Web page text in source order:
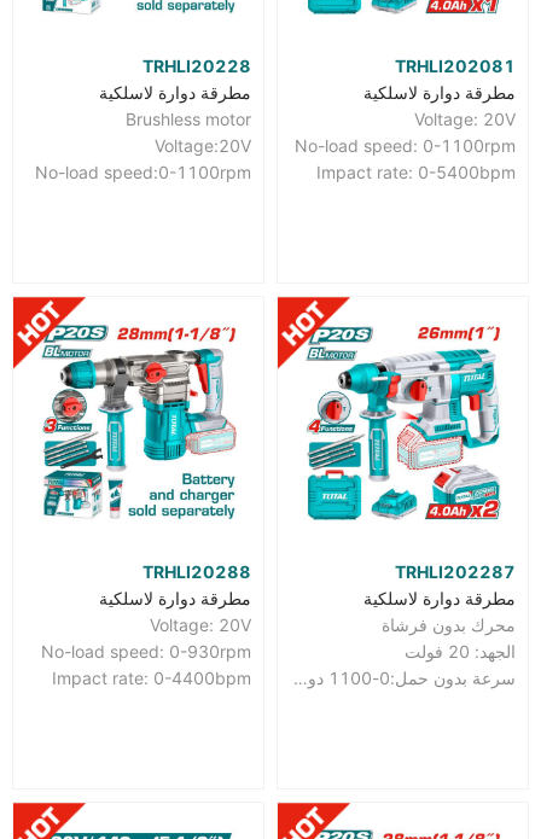
TRHLI202081
مطرقة دوارة لاسلكية
Voltage: 20V
No-load speed: 0-1100rpm
Impact rate: 0-5400bpm
TRHLI20228
مطرقة دوارة لاسلكية
Brushless motor
Voltage:20V
No-load speed:0-1100rpm
TRHLI202287
مطرقة دوارة لاسلكية
محرك بدون فرشاة
الجهد: 20 فولت
سرعة بدون حمل:0-1100 دورة/دقيقة
TRHLI20288
مطرقة دوارة لاسلكية
Voltage: 20V
No-load speed: 0-930rpm
Impact rate: 0-4400bpm